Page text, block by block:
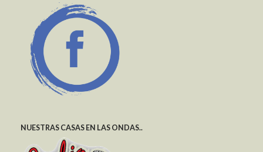
NUESTRAS CASAS EN LAS ONDAS..